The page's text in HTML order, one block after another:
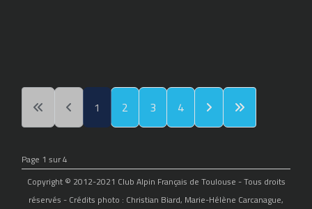
1 2 3 4
Page 1 sur 4
Copyright © 2012-2021 Club Alpin Français de Toulouse - Tous droits
réservés - Crédits photo : Christian Biard, Marie-Hélène Carcanague,